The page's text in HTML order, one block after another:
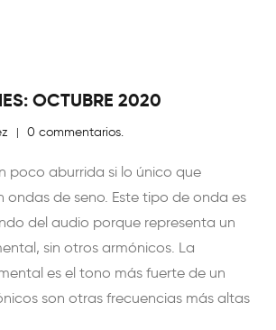
OCTUBRE 2020
| 0 commentarios.
poco aburrida si lo único que
ondas de seno. Este tipo de onda es
del audio porque representa un
sin otros armónicos. La
es el tono más fuerte de un
son otras frecuencias más altas